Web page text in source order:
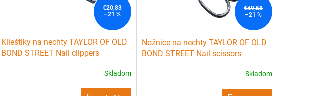
€20,83
–21 %
Klieštiky na nechty TAYLOR OF OLD
BOND STREET Nail clippers
Skladom
€49,58
–21 %
Nožnice na nechty TAYLOR OF OLD
BOND STREET Nail scissors
Skladom